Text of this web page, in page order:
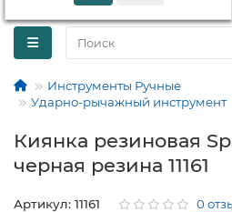
Инструменты Ручные
Ударно-рычажный инструмент
Киянка резиновая
черная резина 11161
Артикул: 11161 0